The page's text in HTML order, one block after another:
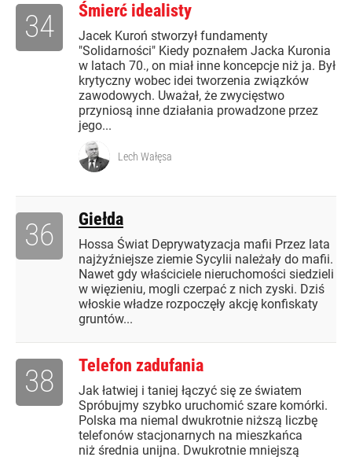
Śmierć idealisty
Jacek Kuroń stworzył fundamenty
"Solidarności" Kiedy poznałem Jacka Kuronia
w latach 70., on miał inne koncepcje niż ja. Był
krytyczny wobec idei tworzenia związków
zawodowych. Uważał, że zwycięstwo
przyniosą inne działania prowadzone przez
jego...
34
Lech Wałęsa
Giełda
Hossa Świat Deprywatyzacja mafii Przez lata
najżyźniejsze ziemie Sycylii należały do mafii.
Nawet gdy właściciele nieruchomości siedzieli
w więzieniu, mogli czerpać z nich zyski. Dziś
włoskie władze rozpoczęły akcję konfiskaty
gruntów...
36
Telefon zadufania
Jak łatwiej i taniej łączyć się ze światem
Spróbujmy szybko uruchomić szare komórki.
Polska ma niemal dwukrotnie niższą liczbę
telefonów stacjonarnych na mieszkańca
niż średnia unijna. Dwukrotnie mniejszą
38